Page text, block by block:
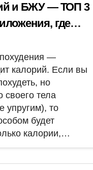
и БЖУ — ТОП 3
где
—
калорий. Если вы
но
своего тела
упругим), то
будет
калории,…